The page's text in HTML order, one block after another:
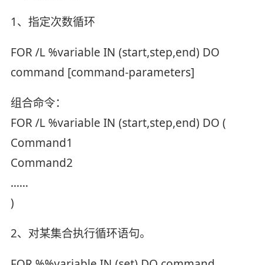
1、指定次数循环
FOR /L %variable IN (start,step,end) DO
command [command-parameters]
组合命令：
FOR /L %variable IN (start,step,end) DO (
Command1
Command2
……
)
2、对某集合执行循环语句。